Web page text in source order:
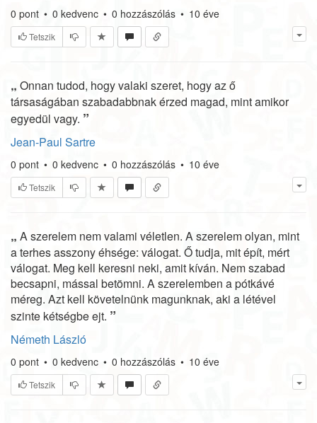
0 pont • 0 kedvenc • 0 hozzászólás • 10 éve
Tetszik
„ Onnan tudod, hogy valaki szeret, hogy az ő
társaságában szabadabbnak érzed magad, mint amikor
egyedül vagy. ”
Jean-Paul Sartre
0 pont • 0 kedvenc • 0 hozzászólás • 10 éve
Tetszik
„ A szerelem nem valami véletlen. A szerelem olyan, mint
a terhes asszony éhsége: válogat. Ő tudja, mit épít, mért
válogat. Meg kell keresni neki, amit kíván. Nem szabad
becsapni, mással betömni. A szerelemben a pótkávé
méreg. Azt kell követelnünk magunknak, aki a létével
szinte kétségbe ejt. ”
Németh László
0 pont • 0 kedvenc • 0 hozzászólás • 10 éve
Tetszik